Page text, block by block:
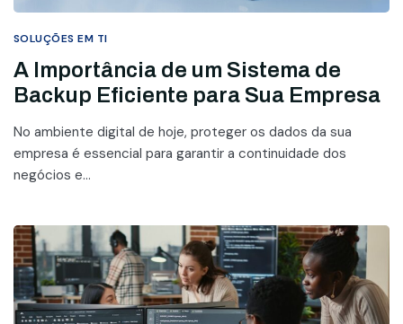
SOLUÇÕES EM TI
A Importância de um Sistema de
Backup Eficiente para Sua Empresa
No ambiente digital de hoje, proteger os dados da sua
empresa é essencial para garantir a continuidade dos
negócios e...